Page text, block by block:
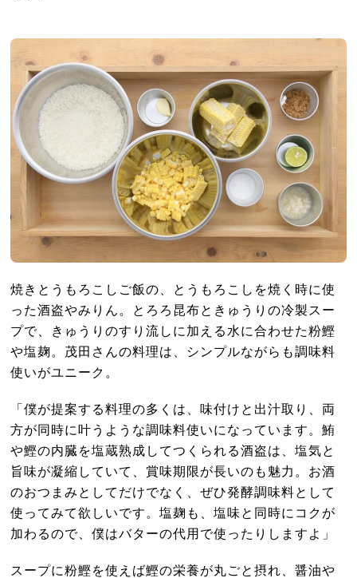
焼きとうもろこしご飯の、とうもろこしを焼く時に使
った酒盗やみりん。とろろ昆布ときゅうりの冷製スー
プで、きゅうりのすり流しに加える水に合わせた粉鰹
や塩麹。茂田さんの料理は、シンプルながらも調味料
使いがユニーク。
「僕が提案する料理の多くは、味付けと出汁取り、両
方が同時に叶うような調味料使いになっています。鮪
や鰹の内臓を塩蔵熟成してつくられる酒盗は、塩気と
旨味が凝縮していて、賞味期限が長いのも魅力。お酒
のおつまみとしてだけでなく、ぜひ発酵調味料として
使ってみて欲しいです。塩麹も、塩味と同時にコクが
加わるので、僕はバターの代用で使ったりしますよ」
スープに粉鰹を使えば鰹の栄養が丸ごと摂れ、醤油や